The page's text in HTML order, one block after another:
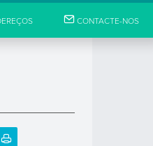
CONTACTE-NOS